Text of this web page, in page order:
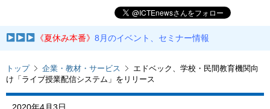
《夏休み本番》8月のイベント、セミナー情報
トップ 企業・教材・サービス
エドベック、学校・民間教育機関向
け「ライブ授業配信システム」をリリース